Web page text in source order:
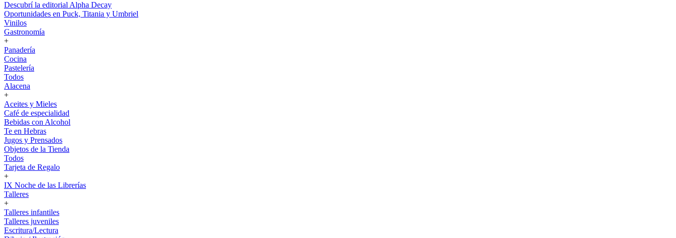
Descubrí la editorial Alpha Decay
Oportunidades en Puck, Titania y Umbriel
Vinilos
Gastronomía
+
Panadería
Cocina
Pastelería
Todos
Alacena
+
Aceites y Mieles
Café de especialidad
Bebidas con Alcohol
Te en Hebras
Jugos y Prensados
Objetos de la Tienda
Todos
Tarjeta de Regalo
+
IX Noche de las Librerías
Talleres
+
Talleres infantiles
Talleres juveniles
Escritura/Lectura